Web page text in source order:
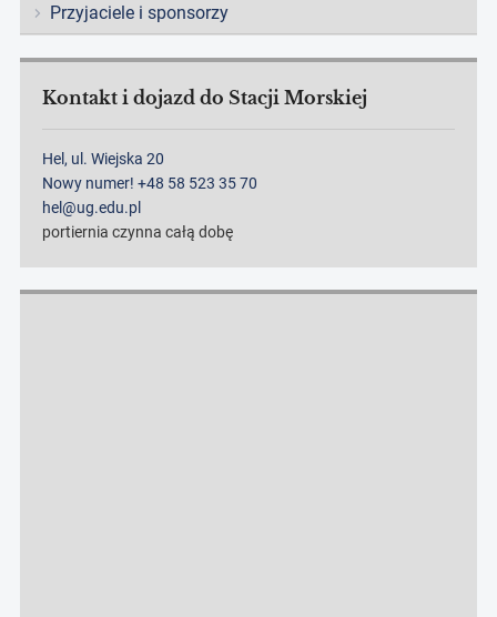
Przyjaciele i sponsorzy
Kontakt i dojazd do Stacji Morskiej
Hel, ul. Wiejska 20
Nowy numer! +48 58 523 35 70
hel@ug.edu.pl
portiernia czynna całą dobę